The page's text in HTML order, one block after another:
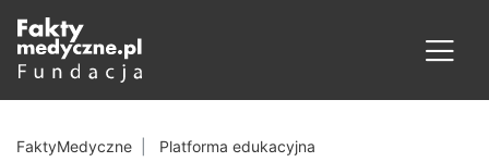
FaktyMedyczne Platforma edukacyjna